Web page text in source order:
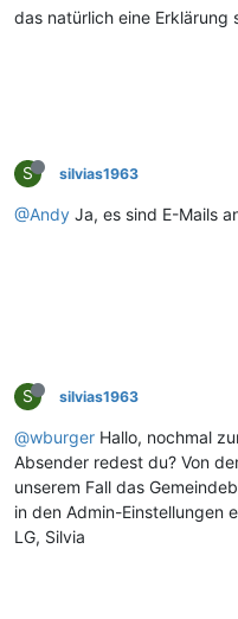
das natürlich eine Erklärung
S silvias1963
@Andy Ja, es sind E-Mails
S silvias1963
@wburger Hallo, nochmal
Absender redest du? Von
unserem Fall das
in den Admin-Einstellungen
LG, Silvia